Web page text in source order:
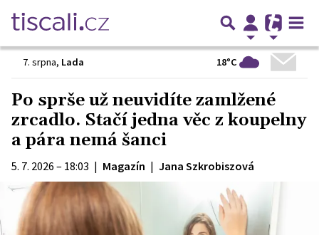
7. srpna, Lada 18°C
Po sprše už neuvidíte zamlžené
zrcadlo. Stačí jedna věc z koupelny
a pára nemá šanci
5. 7. 2026 – 18:03 | Magazín | Jana Szkrobiszová